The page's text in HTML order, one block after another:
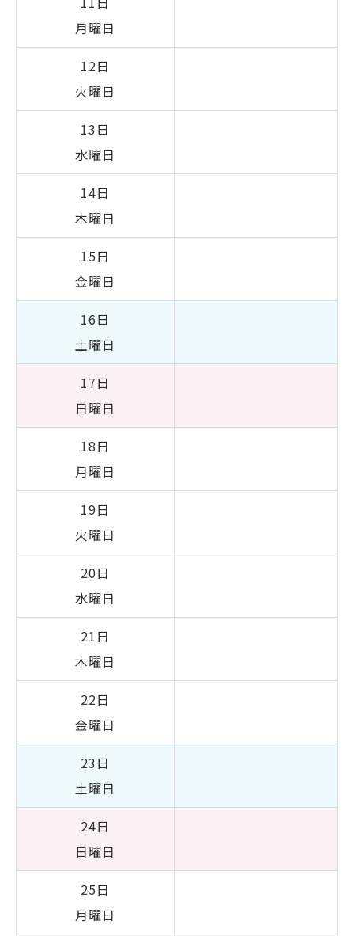
月曜日
12日
火曜日
13日
水曜日
14日
木曜日
15日
金曜日
16日
土曜日
17日
日曜日
18日
月曜日
19日
火曜日
20日
水曜日
21日
木曜日
22日
金曜日
23日
土曜日
24日
日曜日
25日
月曜日